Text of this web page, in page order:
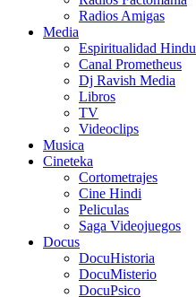
Radios Amigas
Media
Espiritualidad Hindu
Canal Prometheus
Dj Ravish Media
Libros
TV
Videoclips
Musica
Cineteka
Cortometrajes
Cine Hindi
Peliculas
Saga Videojuegos
Docus
DocuHistoria
DocuMisterio
DocuPsico